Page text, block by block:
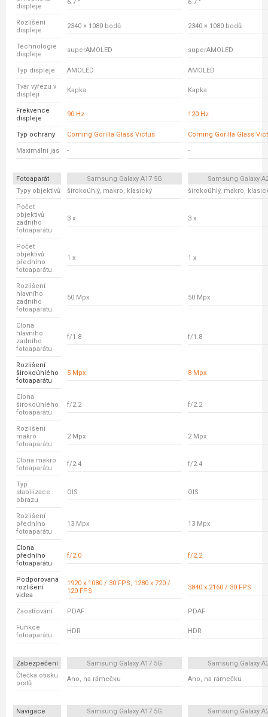
displeje
6.7 " 6.7 "
Rozlišení
displeje
2340 × 1080 bodů 2340 × 1080 bodů
Technologie
displeje
superAMOLED superAMOLED
Typ displeje AMOLED AMOLED
Tvar výřezu v
displeji
Kapka Kapka
Frekvence
displeje
90 Hz 120 Hz
Typ ochrany Corning Gorilla Glass Victus Corning Gorilla Glass
Maximální jas - -
Fotoaparát Samsung Galaxy A17 5G
Samsung Galaxy
Typy objektivů
širokoúhlý, makro, klasický širokoúhlý, makro,
Počet
objektivů
zadního
fotoaparátu
3 x 3 x
Počet
objektivů
předního
fotoaparátu
1 x 1 x
Rozlišení
hlavního
zadního
fotoaparátu
50 Mpx 50 Mpx
Clona
hlavního
zadního
fotoaparátu
f/1.8 f/1.8
Rozlišení
širokoúhlého
fotoaparátu
5 Mpx 8 Mpx
Clona
širokoúhlého
fotoaparátu
f/2.2 f/2.2
Rozlišení
makro
fotoaparátu
2 Mpx 2 Mpx
Clona makro
fotoaparátu
f/2.4 f/2.4
Typ
stabilizace
obrazu
OIS OIS
Rozlišení
předního
fotoaparátu
13 Mpx 13 Mpx
Clona
předního
fotoaparátu
f/2.0 f/2.2
Podporovaná
rozlišení
videa
1920 x 1080 / 30 FPS, 1280 x 720 /
120 FPS
3840 x 2160 / 30 FPS
Zaostřování PDAF PDAF
Funkce
fotoaparátu
HDR HDR
Zabezpečení Samsung Galaxy A17 5G
Samsung Galaxy
Čtečka otisku
prstů
Ano, na rámečku Ano, na rámečku
Navigace Samsung Galaxy A17 5G
Samsung Galaxy